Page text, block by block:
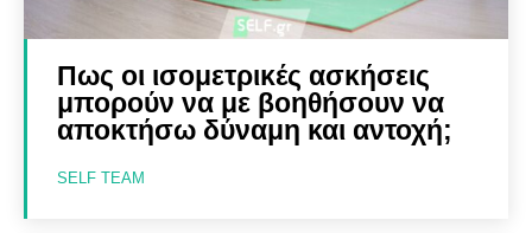
Πως οι ισομετρικές ασκήσεις
μπορούν να με βοηθήσουν να
αποκτήσω δύναμη και αντοχή;
SELF TEAM